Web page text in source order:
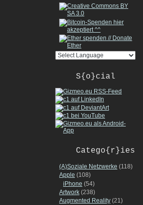
S{o}cial
Catego{r}ies
(A)Soziale Netzwerke (118)
Apple (108)
iPhone (54)
Artwork (238)
Augmented Reality (21)